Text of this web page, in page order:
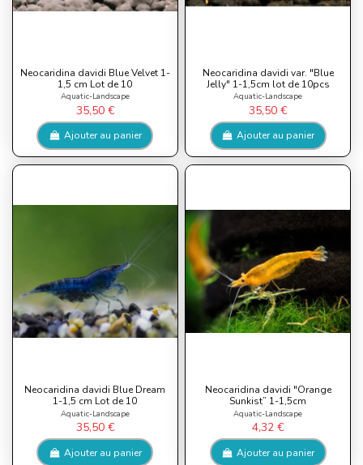
Neocaridina davidi Blue Velvet 1-
1,5 cm Lot de 10
Aquatic-Landscape
35,50 €
Ajouter au panier
Neocaridina davidi var. "Blue
Jelly" 1-1,5cm lot de 10pcs
Aquatic-Landscape
35,50 €
Ajouter au panier
Neocaridina davidi Blue Dream
1-1,5 cm Lot de 10
Aquatic-Landscape
35,50 €
Ajouter au panier
Neocaridina davidi "Orange
Sunkist” 1-1,5cm
Aquatic-Landscape
4,32 €
Ajouter au panier